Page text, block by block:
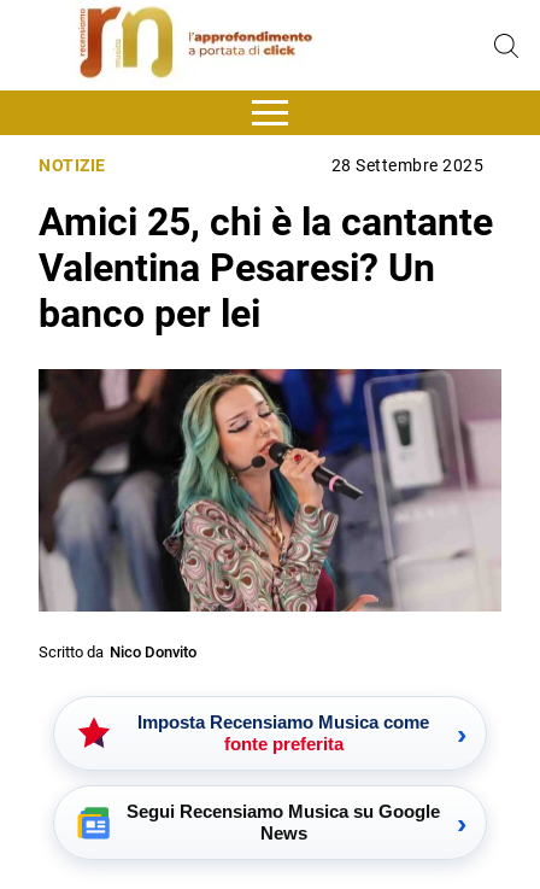
NOTIZIE 28 Settembre 2025
Amici 25, chi è la cantante
Valentina Pesaresi? Un
banco per lei
Scritto da Nico Donvito
Imposta Recensiamo Musica come
fonte preferita
›
Segui Recensiamo Musica su Google
News
›